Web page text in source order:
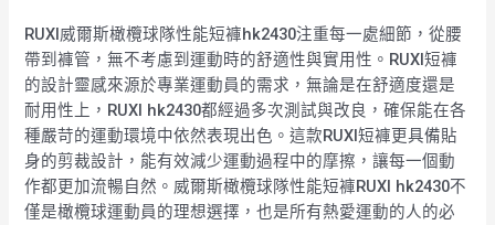
RUXI威爾斯橄欖球隊性能短褲hk2430注重每一處細節，從腰
帶到褲管，無不考慮到運動時的舒適性與實用性。RUXI短褲
的設計靈感來源於專業運動員的需求，無論是在舒適度還是
耐用性上，RUXI hk2430都經過多次測試與改良，確保能在各
種嚴苛的運動環境中依然表現出色。這款RUXI短褲更具備貼
身的剪裁設計，能有效減少運動過程中的摩擦，讓每一個動
作都更加流暢自然。威爾斯橄欖球隊性能短褲RUXI hk2430不
僅是橄欖球運動員的理想選擇，也是所有熱愛運動的人的必